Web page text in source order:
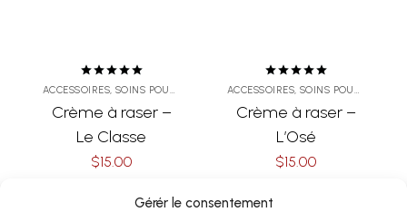
Gérér le consentement
sur 5
ACCESSOIRES, SOINS POUR LA BARBE
Crème à raser –
Le Classe
$15.00
Select Options
sur 5
ACCESSOIRES, SOINS POUR LA BARBE
Crème à raser –
L’Osé
$15.00
Select Options